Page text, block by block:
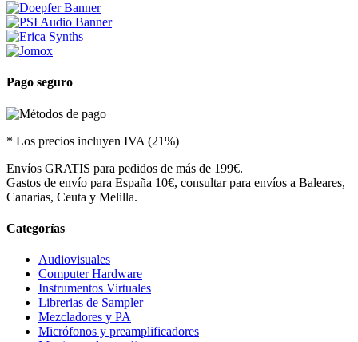
Pago seguro
* Los precios incluyen IVA (21%)
Envíos GRATIS para pedidos de más de 199€.
Gastos de envío para España 10€, consultar para envíos a Baleares,
Canarias, Ceuta y Melilla.
Categorías
Audiovisuales
Computer Hardware
Instrumentos Virtuales
Librerias de Sampler
Mezcladores y PA
Micrófonos y preamplificadores